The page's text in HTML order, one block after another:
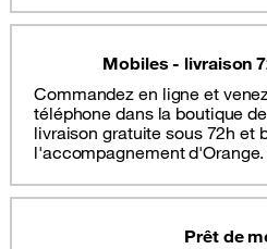
Mobiles - livraison
Commandez en ligne et
téléphone dans la boutique
livraison gratuite sous 72h et
l'accompagnement d'Orange.
Prêt de